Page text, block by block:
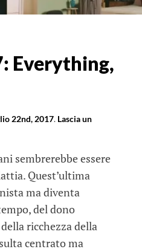
Everything,
22nd, 2017. Lascia un
sembrerebbe essere
Quest’ultima
ma diventa
del dono
ricchezza della
centrato ma